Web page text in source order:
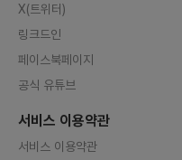
X(트위터)
링크드인
페이스북페이지
공식 유튜브
서비스 이용약관
서비스 이용약관